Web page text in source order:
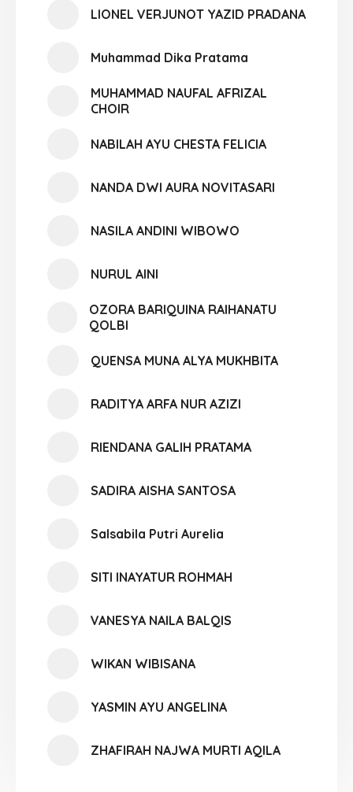
LIONEL VERJUNOT YAZID PRADANA
Muhammad Dika Pratama
MUHAMMAD NAUFAL AFRIZAL
CHOIR
NABILAH AYU CHESTA FELICIA
NANDA DWI AURA NOVITASARI
NASILA ANDINI WIBOWO
NURUL AINI
OZORA BARIQUINA RAIHANATU
QOLBI
QUENSA MUNA ALYA MUKHBITA
RADITYA ARFA NUR AZIZI
RIENDANA GALIH PRATAMA
SADIRA AISHA SANTOSA
Salsabila Putri Aurelia
SITI INAYATUR ROHMAH
VANESYA NAILA BALQIS
WIKAN WIBISANA
YASMIN AYU ANGELINA
ZHAFIRAH NAJWA MURTI AQILA